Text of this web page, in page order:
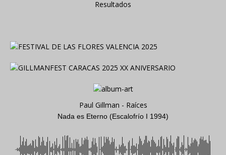
Resultados
Paul Gillman - Raíces
Nada es Eterno (Escalofrío I 1994)